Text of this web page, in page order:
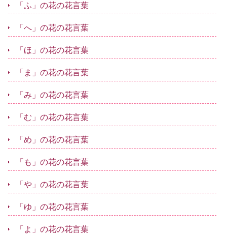
「ふ」の花の花言葉
「へ」の花の花言葉
「ほ」の花の花言葉
「ま」の花の花言葉
「み」の花の花言葉
「む」の花の花言葉
「め」の花の花言葉
「も」の花の花言葉
「や」の花の花言葉
「ゆ」の花の花言葉
「よ」の花の花言葉